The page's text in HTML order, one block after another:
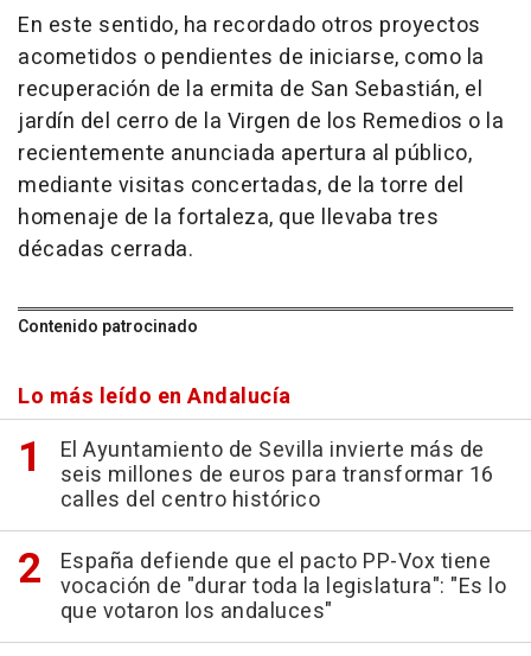
En este sentido, ha recordado otros proyectos
acometidos o pendientes de iniciarse, como la
recuperación de la ermita de San Sebastián, el
jardín del cerro de la Virgen de los Remedios o la
recientemente anunciada apertura al público,
mediante visitas concertadas, de la torre del
homenaje de la fortaleza, que llevaba tres
décadas cerrada.
Contenido patrocinado
Lo más leído en Andalucía
El Ayuntamiento de Sevilla invierte más de
seis millones de euros para transformar 16
calles del centro histórico
España defiende que el pacto PP-Vox tiene
vocación de "durar toda la legislatura": "Es lo
que votaron los andaluces"